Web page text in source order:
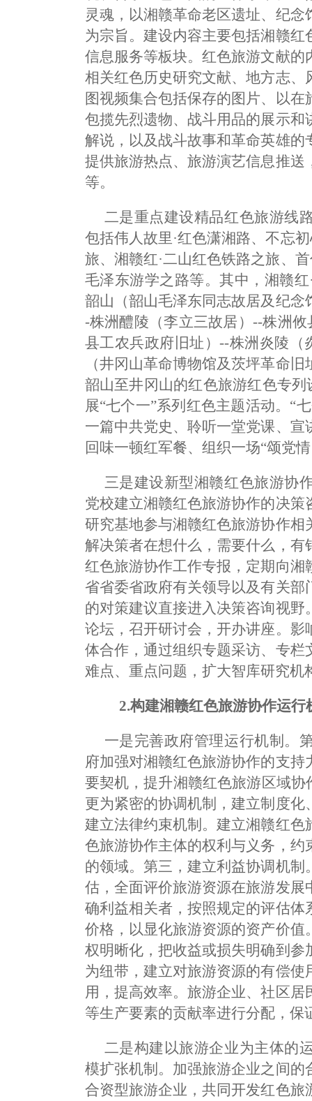
灵魂，以湘赣革命老区遗址、纪
为宗旨。建设内容主要包括湘赣
信息服务等板块。红色旅游文献
相关红色历史研究文献、地方志
图视频集合包括保存的图片、以
包揽先烈遗物、战斗用品的展示
解说，以及战斗故事和革命英雄
提供旅游热点、旅游演艺信息推
等。
二是重点建设精品红色旅游线
包括伟人故里·红色潇湘路、不忘
旅、湘赣红·二山红色铁路之旅、
毛泽东游学之路等。其中，湘赣
韶山（韶山毛泽东同志故居及纪
-株洲醴陵（李立三故居）--株洲
县工农兵政府旧址）--株洲炎陵
（井冈山革命博物馆及茨坪革命
韶山至井冈山的红色旅游红色专列
展“七个一”系列红色主题活动。“
一篇中共党史、聆听一堂党课、
回味一顿红军餐、组织一场“颂党
三是建设新型湘赣红色旅游协
党校建立湘赣红色旅游协作的决
研究基地参与湘赣红色旅游协作
解决策者在想什么，需要什么，
红色旅游协作工作专报，定期向
省省委省政府有关领导以及有关
的对策建议直接进入决策咨询视
论坛，召开研讨会，开办讲座。
体合作，通过组织专题采访、专
难点、重点问题，扩大智库研究机
2.构建湘赣红色旅游协作运行
一是完善政府管理运行机制。
府加强对湘赣红色旅游协作的支
要契机，提升湘赣红色旅游区域
更为紧密的协调机制，建立制度
建立法律约束机制。建立湘赣红
色旅游协作主体的权利与义务，
的领域。第三，建立利益协调机
估，全面评价旅游资源在旅游发
确利益相关者，按照规定的评估
价格，以显化旅游资源的资产价
权明晰化，把收益或损失明确到
为纽带，建立对旅游资源的有偿
用，提高效率。旅游企业、社区
等生产要素的贡献率进行分配，保
二是构建以旅游企业为主体的
模扩张机制。加强旅游企业之间
合资型旅游企业，共同开发红色